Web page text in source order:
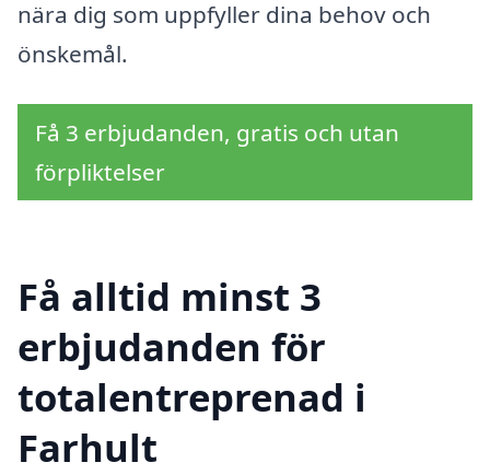
nära dig som uppfyller dina behov och
önskemål.
Få 3 erbjudanden, gratis och utan
förpliktelser
Få alltid minst 3
erbjudanden för
totalentreprenad i
Farhult